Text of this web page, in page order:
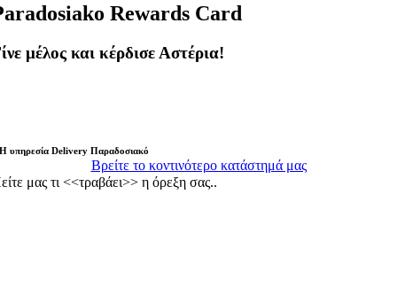
Rewards Card
μέλος και κέρδισε Αστέρια!
Η υπηρεσία Delivery Παραδοσιακό
Βρείτε το κοντινότερο κατάστημά μας
μας τι <<τραβάει>> η όρεξη σας..